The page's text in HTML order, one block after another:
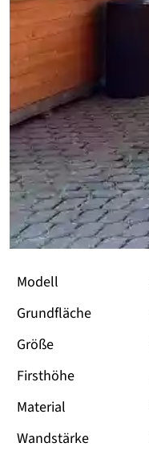
Modell
Grundfläche
Größe
Firsthöhe
Material
Wandstärke